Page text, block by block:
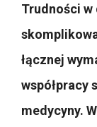
Trudności
łącznej
współpracy
medycyny.